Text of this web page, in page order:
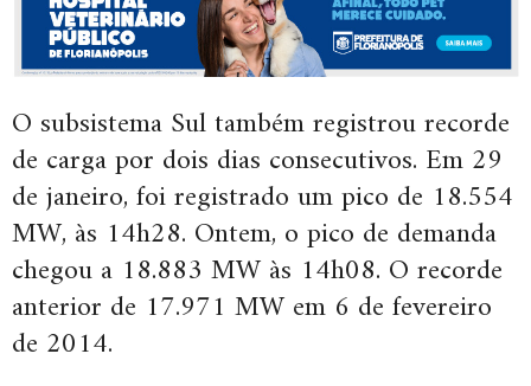
O subsistema Sul também registrou recorde
de carga por dois dias consecutivos. Em 29
de janeiro, foi registrado um pico de 18.554
MW, às 14h28. Ontem, o pico de demanda
chegou a 18.883 MW às 14h08. O recorde
anterior de 17.971 MW em 6 de fevereiro
de 2014.